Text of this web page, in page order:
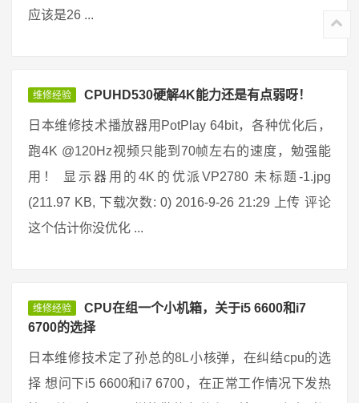
应该是26 ...
维修经验 CPUHD530硬解4K能力还是有点弱呀！
日本维修技术播放器用PotPlay 64bit，各种优化后，
跑4K @120Hz视频只能到70帧左右的速度，勉强能
用！ 显示器用的4K的优派VP2780 未标题-1.jpg
(211.97 KB, 下载次数: 0) 2016-9-26 21:29 上传 评论
这个估计你没优化 ...
维修经验
CPU在组一个小机箱，关于i5 6600和i7
6700的选择
日本维修技术定了孙总的8L小核弹，在纠结cpu的选
择 想问下i5 6600和i7 6700，在正常工作情况下发热